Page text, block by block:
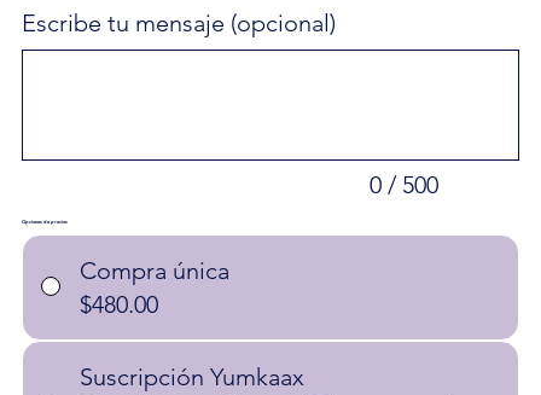
Escribe tu mensaje (opcional)
0 / 500
Opciones de precios
Compra única
$480.00
Suscripción Yumkaax